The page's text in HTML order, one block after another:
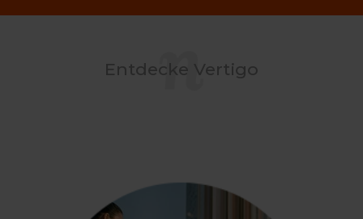
Entdecke Vertigo